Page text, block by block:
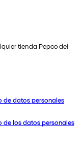
tienda Pepco del
de datos personales
de los datos personales